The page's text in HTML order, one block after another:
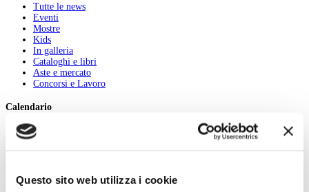
Questo sito web utilizza i cookie
Tutte le news
Eventi
Mostre
Kids
In galleria
Cataloghi e libri
Aste e mercato
Concorsi e Lavoro
Calendario
Scegli la data e imposta i filtri per ottimizzare la tua ricerca